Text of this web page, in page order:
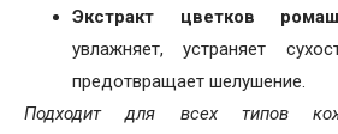
Экстракт цветков
увлажняет, устраняет
предотвращает шелушение.
Подходит для всех типов